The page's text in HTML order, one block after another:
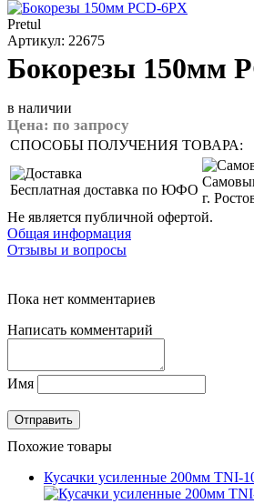
Pretul
Артикул: 22675
Бокорезы 150мм
в наличии
Цена: по запросу
СПОСОБЫ ПОЛУЧЕНИЯ ТОВАРА:
Бесплатная доставка по ЮФО
г.
Не является публичной офертой.
Общая информация
Отзывы и вопросы
Пока нет комментариев
Написать комментарий
Имя
Похожие товары
Кусачки усиленные 200мм TNI-